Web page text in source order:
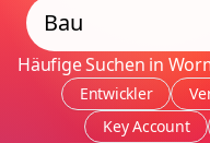
Häufige Suchen in
Entwickler
Key Account